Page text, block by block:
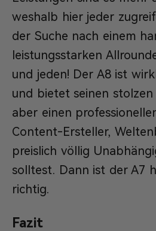
weshalb hier jeder
der Suche nach einem
leistungsstarken
und jeden! Der A8 ist
und bietet seinen stolzen
aber einen
Content-Ersteller,
preislich völlig
solltest. Dann ist der A7
richtig.
Fazit